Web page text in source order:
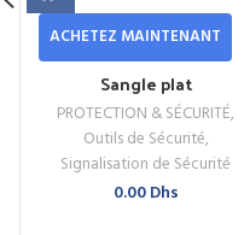
ACHETEZ MAINTENANT
Sangle plat
PROTECTION & SÉCURITÉ,
Outils de Sécurité,
Signalisation de Sécurité
0.00Dhs